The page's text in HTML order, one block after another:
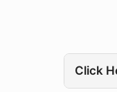
Click